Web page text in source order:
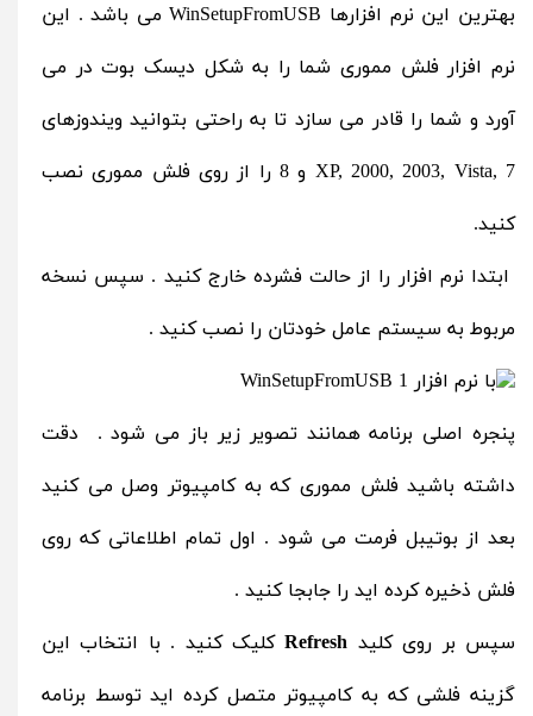
بهترین این نرم افزارها WinSetupFromUSB می باشد . این
نرم افزار فلش مموری شما را به شکل دیسک بوت در می
آورد و شما را قادر می سازد تا به راحتی بتوانید ویندوزهای
XP, 2000, 2003, Vista, 7 و 8 را از روی فلش مموری نصب
کنید.
ابتدا نرم افزار را از حالت فشرده خارج کنید . سپس نسخه
مربوط به سیستم عامل خودتان را نصب کنید .
پنجره اصلی برنامه همانند تصویر زیر باز می شود . دقت
داشته باشید فلش مموری که به کامپیوتر وصل می کنید
بعد از بوتیبل فرمت می شود . اول تمام اطلاعاتی که روی
فلش ذخیره کرده اید را جابجا کنید .
سپس بر روی کلید Refreshکلیک کنید . با انتخاب این
گزینه فلشی که به کامپیوتر متصل کرده اید توسط برنامه